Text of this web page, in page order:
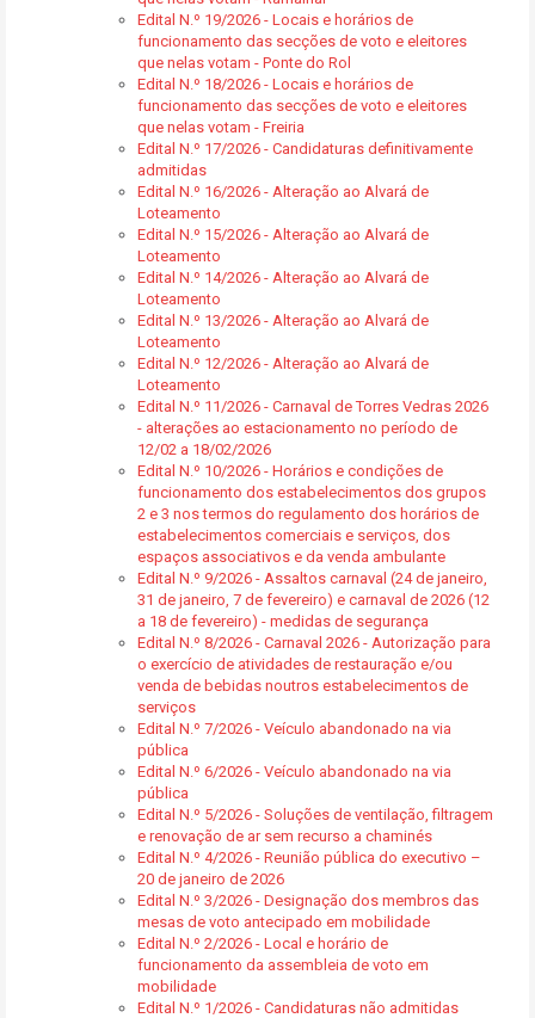
Edital N.º 19/2026 - Locais e horários de
funcionamento das secções de voto e eleitores
que nelas votam - Ponte do Rol
Edital N.º 18/2026 - Locais e horários de
funcionamento das secções de voto e eleitores
que nelas votam - Freiria
Edital N.º 17/2026 - Candidaturas definitivamente
admitidas
Edital N.º 16/2026 - Alteração ao Alvará de
Loteamento
Edital N.º 15/2026 - Alteração ao Alvará de
Loteamento
Edital N.º 14/2026 - Alteração ao Alvará de
Loteamento
Edital N.º 13/2026 - Alteração ao Alvará de
Loteamento
Edital N.º 12/2026 - Alteração ao Alvará de
Loteamento
Edital N.º 11/2026 - Carnaval de Torres Vedras 2026
- alterações ao estacionamento no período de
12/02 a 18/02/2026
Edital N.º 10/2026 - Horários e condições de
funcionamento dos estabelecimentos dos grupos
2 e 3 nos termos do regulamento dos horários de
estabelecimentos comerciais e serviços, dos
espaços associativos e da venda ambulante
Edital N.º 9/2026 - Assaltos carnaval (24 de janeiro,
31 de janeiro, 7 de fevereiro) e carnaval de 2026 (12
a 18 de fevereiro) - medidas de segurança
Edital N.º 8/2026 - Carnaval 2026 - Autorização para
o exercício de atividades de restauração e/ou
venda de bebidas noutros estabelecimentos de
serviços
Edital N.º 7/2026 - Veículo abandonado na via
pública
Edital N.º 6/2026 - Veículo abandonado na via
pública
Edital N.º 5/2026 - Soluções de ventilação, filtragem
e renovação de ar sem recurso a chaminés
Edital N.º 4/2026 - Reunião pública do executivo –
20 de janeiro de 2026
Edital N.º 3/2026 - Designação dos membros das
mesas de voto antecipado em mobilidade
Edital N.º 2/2026 - Local e horário de
funcionamento da assembleia de voto em
mobilidade
Edital N.º 1/2026 - Candidaturas não admitidas